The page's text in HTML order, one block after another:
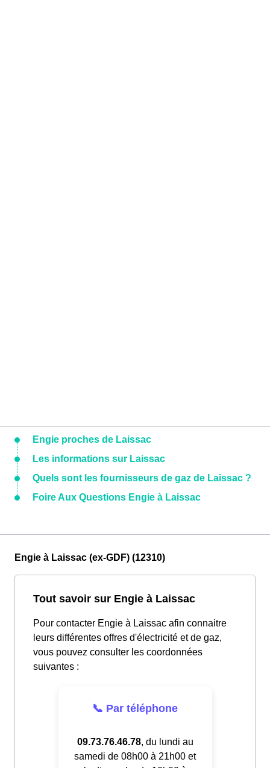
Engie proches de Laissac
Les informations sur Laissac
Quels sont les fournisseurs de gaz de Laissac ?
Foire Aux Questions Engie à Laissac
Engie à Laissac (ex-GDF) (12310)
Tout savoir sur Engie à Laissac
Pour contacter Engie à Laissac afin connaitre
leurs différentes offres d'électricité et de gaz,
vous pouvez consulter les coordonnées
suivantes :
📞 Par téléphone
09.73.76.46.78, du lundi au
samedi de 08h00 à 21h00 et